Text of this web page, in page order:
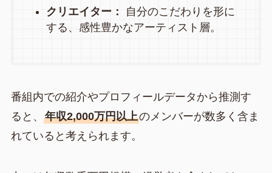
クリエイター：
自分のこだわりを形に
する、感性豊かなアーティスト層。
番組内での紹介やプロフィールデータから推測す
ると、 年収2,000万円以上のメンバーが数多く含ま
れていると考えられます。